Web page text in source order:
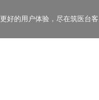
更好的用户体验， 尽在筑医台